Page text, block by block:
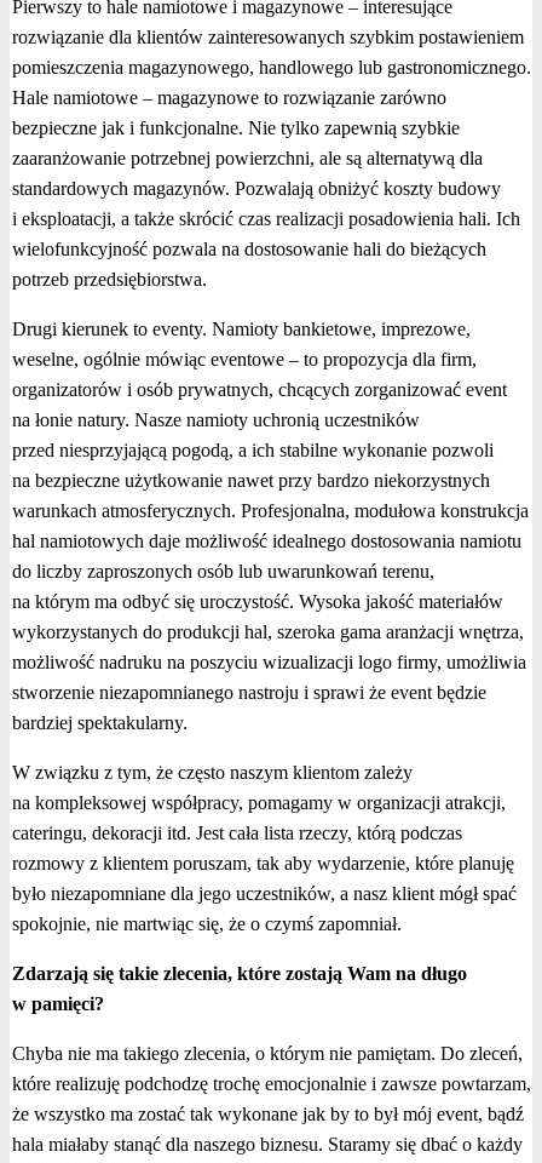
Pierwszy to hale namiotowe i magazynowe – interesujące
rozwiązanie dla klientów zainteresowanych szybkim postawieniem
pomieszczenia magazynowego, handlowego lub gastronomicznego.
Hale namiotowe – magazynowe to rozwiązanie zarówno
bezpieczne jak i funkcjonalne. Nie tylko zapewnią szybkie
zaaranżowanie potrzebnej powierzchni, ale są alternatywą dla
standardowych magazynów. Pozwalają obniżyć koszty budowy
i eksploatacji, a także skrócić czas realizacji posadowienia hali. Ich
wielofunkcyjność pozwala na dostosowanie hali do bieżących
potrzeb przedsiębiorstwa.
Drugi kierunek to eventy. Namioty bankietowe, imprezowe,
weselne, ogólnie mówiąc eventowe – to propozycja dla firm,
organizatorów i osób prywatnych, chcących zorganizować event
na łonie natury. Nasze namioty uchronią uczestników
przed niesprzyjającą pogodą, a ich stabilne wykonanie pozwoli
na bezpieczne użytkowanie nawet przy bardzo niekorzystnych
warunkach atmosferycznych. Profesjonalna, modułowa konstrukcja
hal namiotowych daje możliwość idealnego dostosowania namiotu
do liczby zaproszonych osób lub uwarunkowań terenu,
na którym ma odbyć się uroczystość. Wysoka jakość materiałów
wykorzystanych do produkcji hal, szeroka gama aranżacji wnętrza,
możliwość nadruku na poszyciu wizualizacji logo firmy, umożliwia
stworzenie niezapomnianego nastroju i sprawi że event będzie
bardziej spektakularny.
W związku z tym, że często naszym klientom zależy
na kompleksowej współpracy, pomagamy w organizacji atrakcji,
cateringu, dekoracji itd. Jest cała lista rzeczy, którą podczas
rozmowy z klientem poruszam, tak aby wydarzenie, które planuję
było niezapomniane dla jego uczestników, a nasz klient mógł spać
spokojnie, nie martwiąc się, że o czymś zapomniał.
Zdarzają się takie zlecenia, które zostają Wam na długo
w pamięci?
Chyba nie ma takiego zlecenia, o którym nie pamiętam. Do zleceń,
które realizuję podchodzę trochę emocjonalnie i zawsze powtarzam,
że wszystko ma zostać tak wykonane jak by to był mój event, bądź
hala miałaby stanąć dla naszego biznesu. Staramy się dbać o każdy